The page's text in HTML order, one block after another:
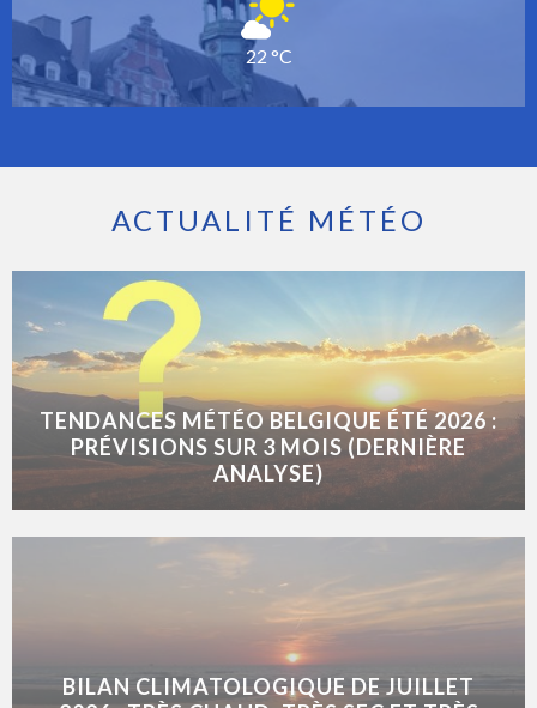
22 °C
ACTUALITÉ MÉTÉO
TENDANCES MÉTÉO BELGIQUE ÉTÉ 2026 :
PRÉVISIONS SUR 3 MOIS (DERNIÈRE
ANALYSE)
BILAN CLIMATOLOGIQUE DE JUILLET